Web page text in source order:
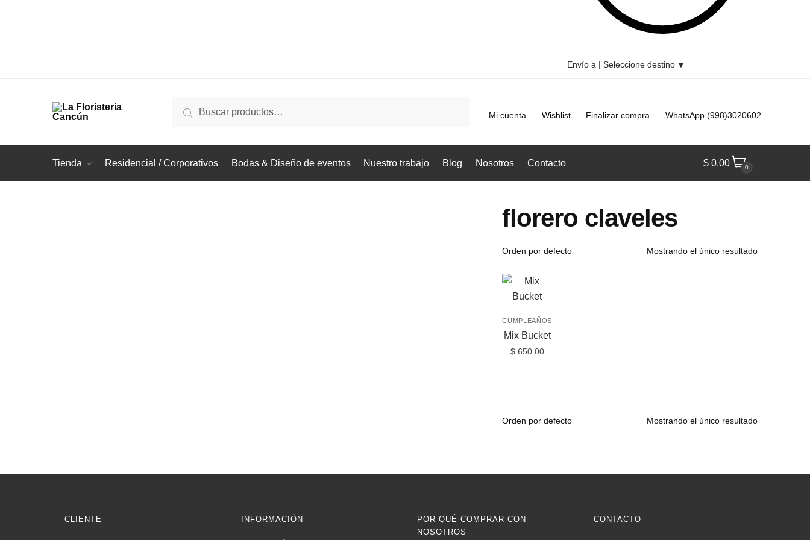
Envío a |Seleccione destino ⯆
por:
Buscar Mi cuenta Wishlist Finalizar compra WhatsApp (998)3020602
Tienda Residencial / Corporativos Bodas & Diseño de eventos Nuestro trabajo Blog Nosotros Contacto $ 0.00 0
florero claveles
Mostrando el único resultado
CUMPLEAÑOS
Mix Bucket
$650.00
Mostrando el único resultado
CLIENTE INFORMACIÓN
POR QUÉ COMPRAR CON
NOSOTROS
CONTACTO